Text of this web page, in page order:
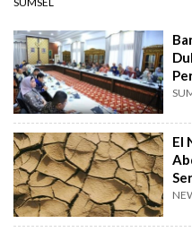
El